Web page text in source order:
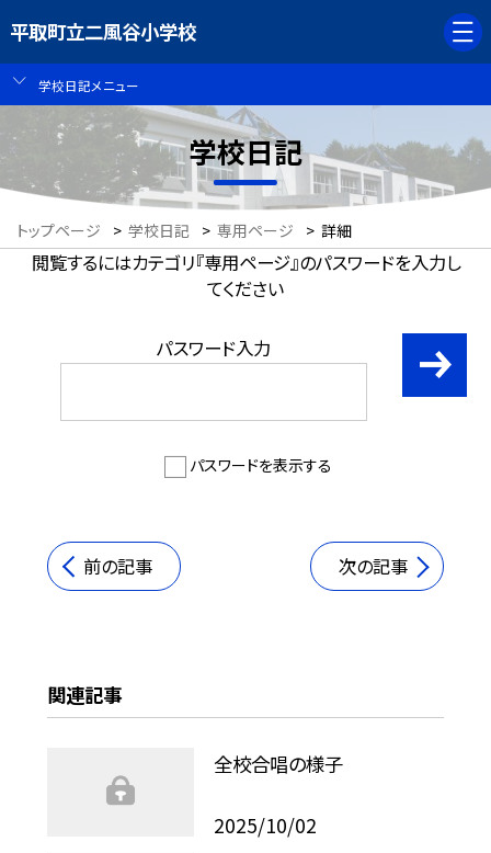
平取町立二風谷小学校
学校日記メニュー
学校日記
トップページ > 学校日記 > 専用ページ > 詳細
閲覧するにはカテゴリ『専用ページ』のパスワードを入力し
てください
パスワード入力
パスワードを表示する
前の記事 次の記事
関連記事
全校合唱の様子
2025/10/02